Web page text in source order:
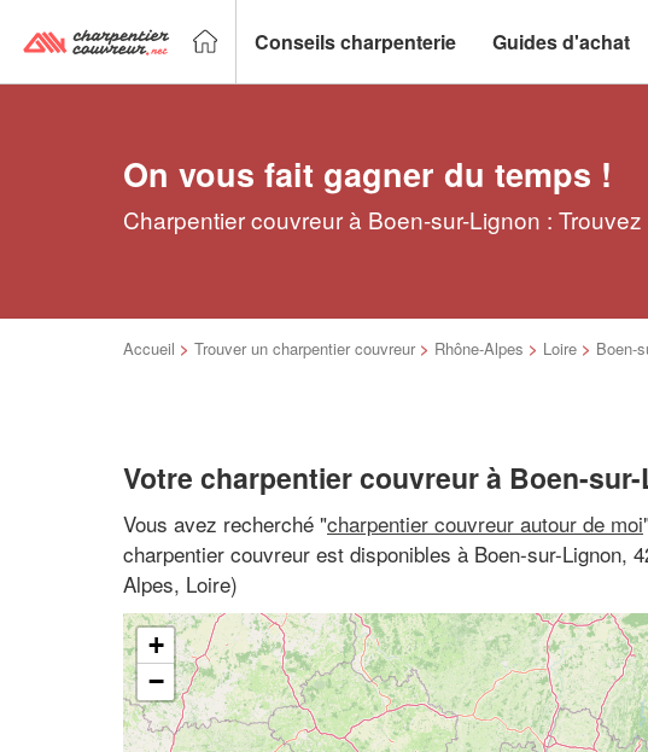
Conseils charpenterie Guides d'achat
On vous fait gagner du temps !
Charpentier couvreur à Boen-sur-Lignon :
Accueil > Trouver un charpentier couvreur > Rhône-Alpes > Loire > Boen-
Votre charpentier couvreur à Boen-
Vous avez recherché "charpentier couvreur autour de moi
charpentier couvreur est disponibles à Boen-sur-Lignon,
Alpes, Loire)
+
−